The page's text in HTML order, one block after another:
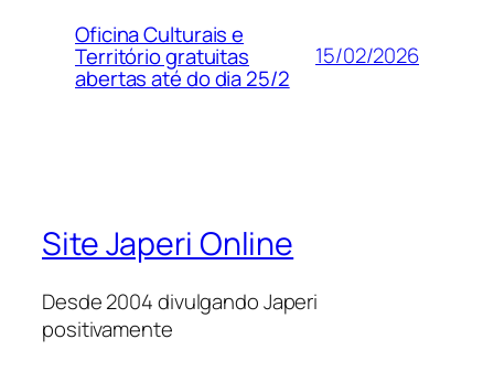
Oficina Culturais e
Território gratuitas
abertas até do dia 25/2
15/02/2026
Site Japeri Online
Desde 2004 divulgando Japeri
positivamente